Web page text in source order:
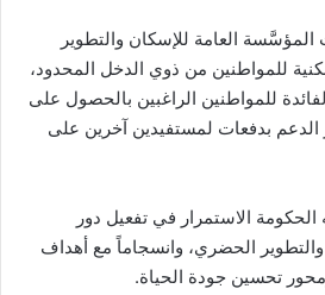
العامة للإسكان والتطوير
للمواطنين من ذوي الدخل المحدود،
للمواطنين الراغبين بالحصول على
بدفعات لمستفيدين آخرين على
الحكومة الاستمرار في تفعيل دور
الحضري، وانسجاماً مع أهداف
تحسين جودة الحياة.